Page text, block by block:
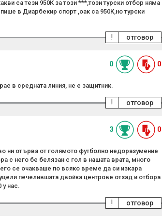
са тези 950К за този ***,този турски отбор няма
в Диарбекир спорт ,оак са 950К,но турски
отговор
!
0 0
в средната линия, не е защитник.
отговор
!
3 0
ни отърва от голямото футболно недоразумение
с него бе белязан с гол в нашата врата, много
се очакваше по всяко време да си изкара
печелившата двойка центрове отзад и отбора
у нас.
отговор
!